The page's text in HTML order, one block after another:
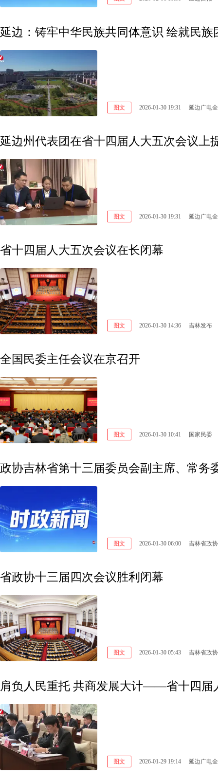
延边：铸牢中华民族共同体意识 绘就民族
图文 2026-01-30 19:31 延边广电
延边州代表团在省十四届人大五次会议上
图文 2026-01-30 19:31 延边广电
省十四届人大五次会议在长闭幕
图文 2026-01-30 14:36 吉林发布
全国民委主任会议在京召开
图文 2026-01-30 10:41 国家民委
政协吉林省第十三届委员会副主席、常务
图文 2026-01-30 06:00 吉林省政
省政协十三届四次会议胜利闭幕
图文 2026-01-30 05:43 吉林省政
肩负人民重托 共商发展大计——省十四届
图文 2026-01-29 19:14 延边广电